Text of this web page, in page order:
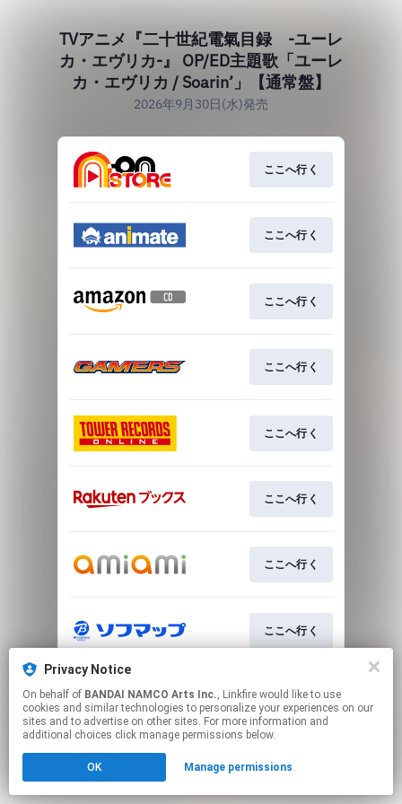
Privacy Notice
On behalf of BANDAI NAMCO Arts Inc., Linkfire would like to use
cookies and similar technologies to personalize your experiences on our
sites and to advertise on other sites. For more information and
additional choices click manage permissions below.
OK Manage permissions
TVアニメ『二十世紀電氣目録 -ユーレ
カ・エヴリカ-』 OP/ED主題歌「ユーレ
カ・エヴリカ / Soarin’」【通常盤】
2026年9月30日(水)発売
ここへ行く
ここへ行く
ここへ行く
ここへ行く
ここへ行く
ここへ行く
ここへ行く
ここへ行く
By using this service, you agree to the use of cookies.
Click hereto manage your permissions.